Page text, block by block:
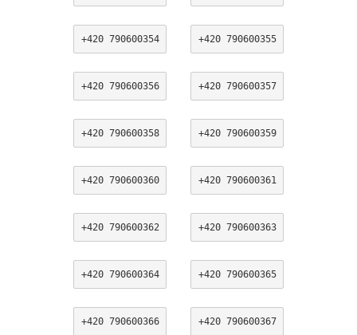
+420 790600354 +420 790600355
+420 790600356 +420 790600357
+420 790600358 +420 790600359
+420 790600360 +420 790600361
+420 790600362 +420 790600363
+420 790600364 +420 790600365
+420 790600366 +420 790600367